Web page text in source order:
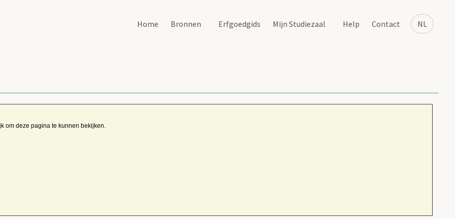
NL
Home Bronnen Erfgoedgids Mijn Studiezaal Help Contact
om deze pagina te kunnen bekijken.